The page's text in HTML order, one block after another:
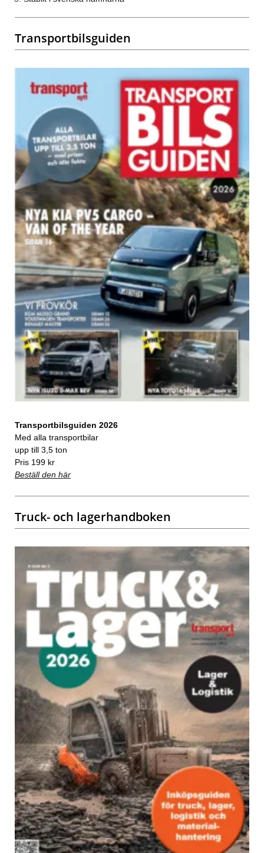
Transportbilsguiden
Transportbilsguiden 2026
Med alla transportbilar
upp till 3,5 ton
Pris 199 kr
Beställ den här
Truck- och lagerhandboken